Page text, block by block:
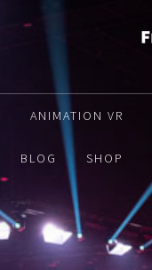
ANIMATION VR
BLOG SHOP